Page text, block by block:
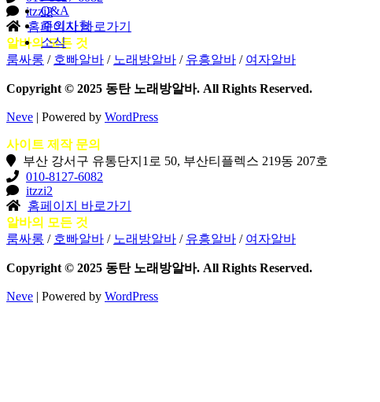
뉴
Q&A
주의사항
소식
itzzi2
홈페이지 바로가기
알바의 모든 것
룸싸롱 / 호빠알바 / 노래방알바 / 유흥알바 / 여자알바
Copyright © 2025 동탄 노래방알바. All Rights Reserved.
Neve | Powered by WordPress
사이트 제작 문의
부산 강서구 유통단지1로 50, 부산티플렉스 219동 207호
010-8127-6082
itzzi2
홈페이지 바로가기
알바의 모든 것
룸싸롱 / 호빠알바 / 노래방알바 / 유흥알바 / 여자알바
Copyright © 2025 동탄 노래방알바. All Rights Reserved.
Neve | Powered by WordPress